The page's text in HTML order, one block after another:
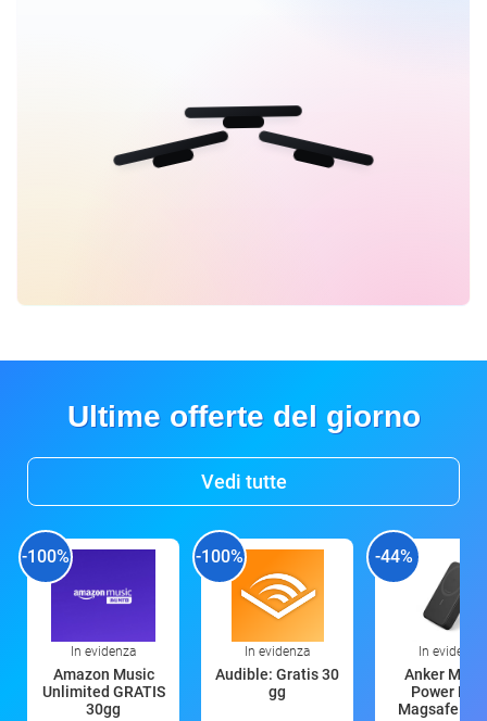
Ultime offerte del giorno
Vedi tutte
-100%
In evidenza
Amazon Music
Unlimited GRATIS
30gg
-100%
In evidenza
Audible: Gratis 30
gg
-44%
In evidenza
Anker
Power
Magsafe